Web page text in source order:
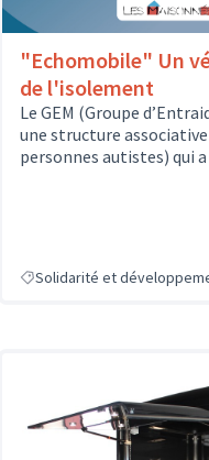
"Echomobile" Un
de l'isolement
Le GEM (Groupe
une structure
personnes autistes) qui a
Solidarité et